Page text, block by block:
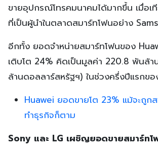
ขายอุปกรณ์โทรคมนาคมได้มากขึ้น เมื่อ
ที่เป็นผู้นำในตลาดสมาร์ทโฟนอย่าง
อีกทั้ง ยอดจำหน่ายสมาร์ทโฟนของ
เติบโต 24% คิดเป็นมูลค่า 220.8 พันล้
ล้านดอลลาร์สหรัฐฯ) ในช่วงครึ่งปีแรกข
Huawei ยอดขายโต 23% แม้จะถูก
ทำธุรกิจก็ตาม
Sony และ LG เผชิญยอดขายสมาร์ท